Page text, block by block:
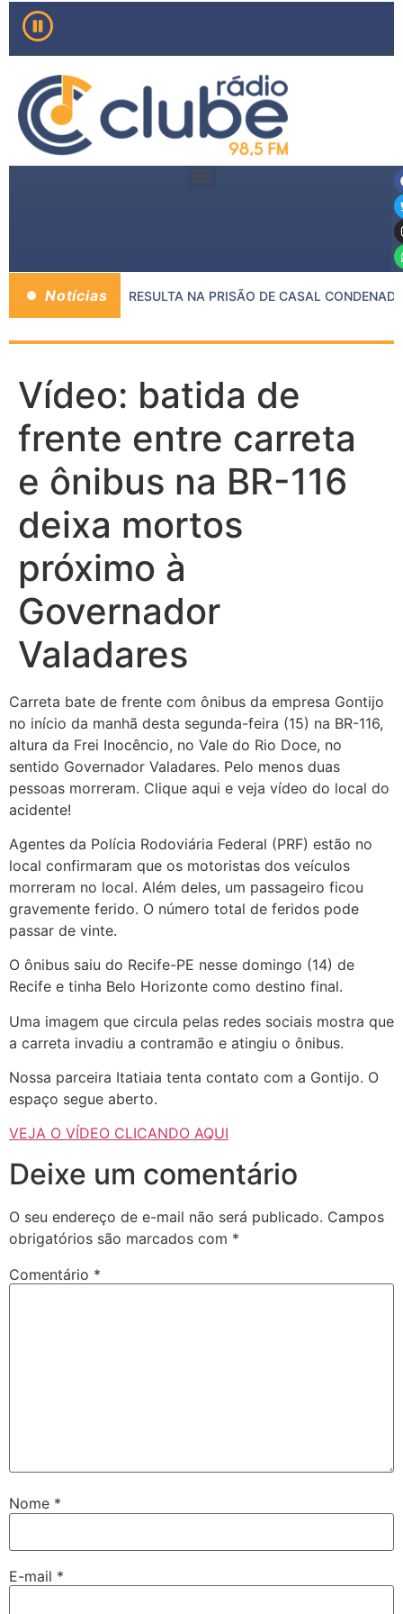
Notícias
MP E PMMG RESULTA NA PRISÃO DE CASAL
Vídeo: batida de
frente entre carreta
e ônibus na BR-116
deixa mortos
próximo à
Governador
Valadares
Carreta bate de frente com ônibus da empresa Gontijo
no início da manhã desta segunda-feira (15) na BR-116,
altura da Frei Inocêncio, no Vale do Rio Doce, no
sentido Governador Valadares. Pelo menos duas
pessoas morreram. Clique aqui e veja vídeo do local do
acidente!
Agentes da Polícia Rodoviária Federal (PRF) estão no
local confirmaram que os motoristas dos veículos
morreram no local. Além deles, um passageiro ficou
gravemente ferido. O número total de feridos pode
passar de vinte.
O ônibus saiu do Recife-PE nesse domingo (14) de
Recife e tinha Belo Horizonte como destino final.
Uma imagem que circula pelas redes sociais mostra que
a carreta invadiu a contramão e atingiu o ônibus.
Nossa parceira Itatiaia tenta contato com a Gontijo. O
espaço segue aberto.
VEJA O VÍDEO CLICANDO AQUI
Deixe um comentário
O seu endereço de e-mail não será publicado. Campos
obrigatórios são marcados com *
Comentário *
Nome *
E-mail *